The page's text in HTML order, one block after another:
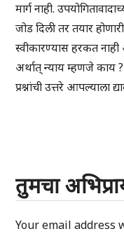
मार्ग नाही.
जोड दिली तर तयार
स्वीकारण्यास हरकत
अर्थात् न्याय म्हणजे काय
प्रश्नांची उत्तरे आपल्याला
तुमचा
Your email address